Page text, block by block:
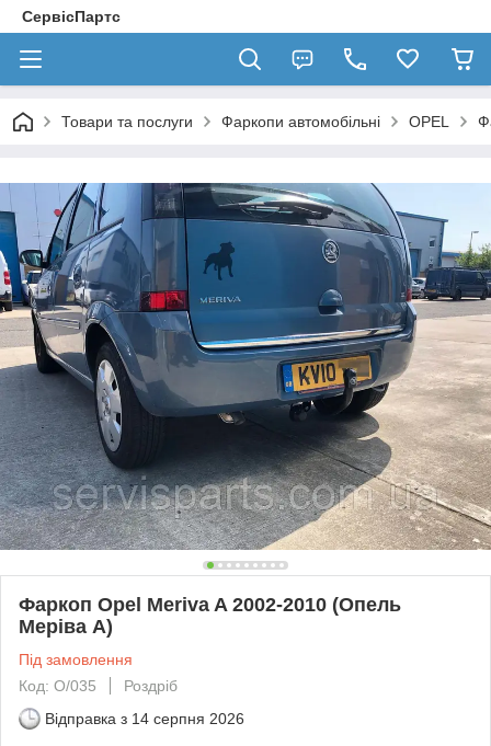
СервісПартс
Товари та послуги Фаркопи автомобільні OPEL
Фаркоп Opel Meriva A 2002-2010 (Опель
Меріва А)
Під замовлення
Код: O/035
Роздріб
Відправка з 14 серпня 2026